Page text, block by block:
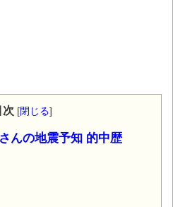
次 [閉じる]
んの地震予知 的中歴